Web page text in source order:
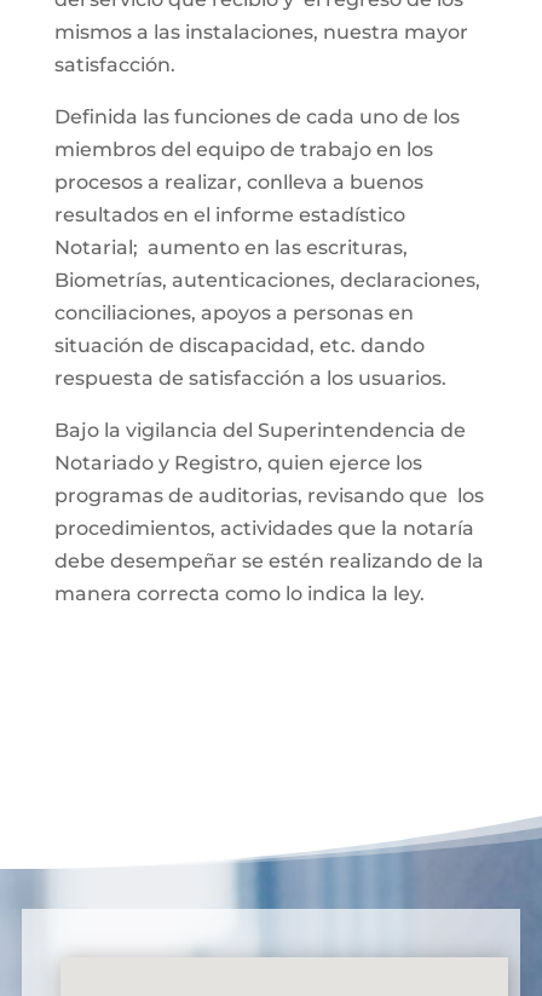
mismos a las instalaciones, nuestra mayor
satisfacción.
Definida las funciones de cada uno de los
miembros del equipo de trabajo en los
procesos a realizar, conlleva a buenos
resultados en el informe estadístico
Notarial; aumento en las escrituras,
Biometrías, autenticaciones, declaraciones,
conciliaciones, apoyos a personas en
situación de discapacidad, etc. dando
respuesta de satisfacción a los usuarios.
Bajo la vigilancia del Superintendencia de
Notariado y Registro, quien ejerce los
programas de auditorias, revisando que los
procedimientos, actividades que la notaría
debe desempeñar se estén realizando de la
manera correcta como lo indica la ley.